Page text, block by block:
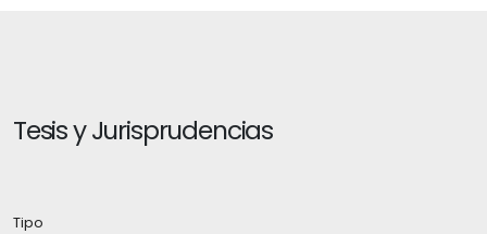
Tesis y Jurisprudencias
Tipo